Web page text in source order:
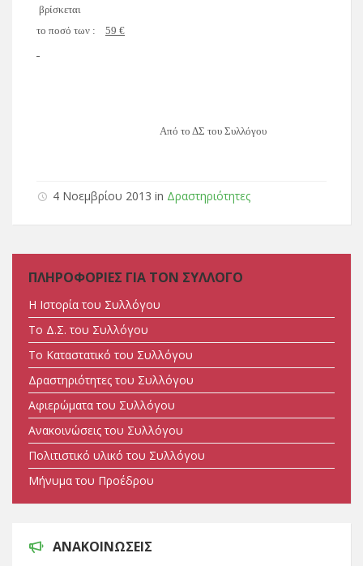
βρίσκεται
το ποσό των :
59 €
Από το ΔΣ του Συλλόγου
4 Νοεμβρίου 2013 in Δραστηριότητες
ΠΛΗΡΟΦΟΡΙΕΣ ΓΙΑ ΤΟΝ ΣΥΛΛΟΓΟ
Η Ιστορία του Συλλόγου
Tο Δ.Σ. του Συλλόγου
Tο Καταστατικό του Συλλόγου
Δραστηριότητες του Συλλόγου
Αφιερώματα του Συλλόγου
Ανακοινώσεις του Συλλόγου
Πολιτιστικό υλικό του Συλλόγου
Μήνυμα του Προέδρου
ΑΝΑΚΟΙΝΩΣΕΙΣ